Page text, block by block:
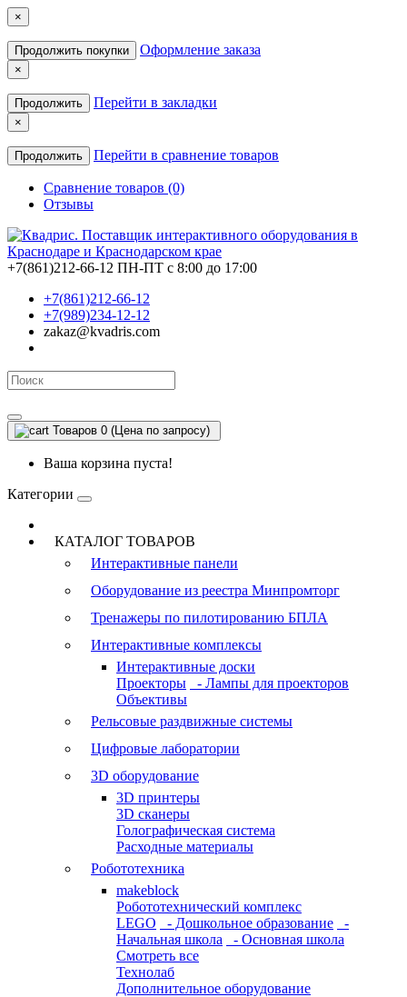
×
Продолжить покупки Оформление заказа
×
Продолжить Перейти в закладки
×
Продолжить Перейти в сравнение товаров
Сравнение товаров (0)
Отзывы
+7(861)212-66-12 ПН-ПТ с 8:00 до 17:00
+7(861)212-66-12
+7(989)234-12-12
zakaz@kvadris.com
Товаров 0 (Цена по запросу)
Ваша корзина пуста!
Категории
КАТАЛОГ ТОВАРОВ
Интерактивные панели
Оборудование из реестра Минпромторг
Тренажеры по пилотированию БПЛА
Интерактивные комплексы
Интерактивные доски
Проекторы
- Лампы для проекторов
Объективы
Рельсовые раздвижные системы
Цифровые лаборатории
3D оборудование
3D принтеры
3D сканеры
Голографическая система
Расходные материалы
Робототехника
makeblock
Робототехнический комплекс
LEGO
- Дошкольное образование
-
Начальная школа
- Основная школа
Смотреть все
Технолаб
Дополнительное оборудование